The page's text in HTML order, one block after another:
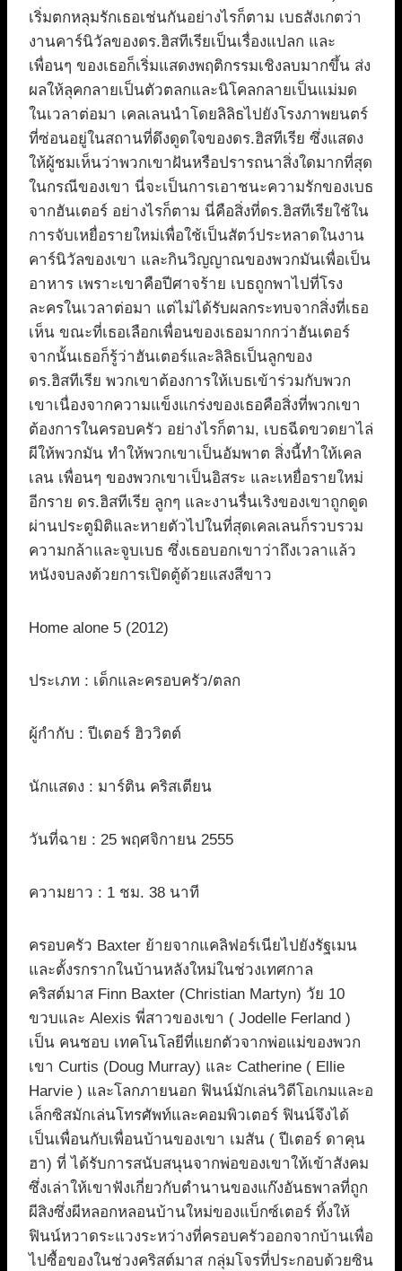
เริ่มตกหลุมรักเธอเช่นกันอย่างไรก็ตาม เบธสังเกตว่า
งานคาร์นิวัลของดร.ฮิสทีเรียเป็นเรื่องแปลก และ
เพื่อนๆ ของเธอก็เริ่มแสดงพฤติกรรมเชิงลบมากขึ้น ส่ง
ผลให้ลุคกลายเป็นตัวตลกและนิโคลกลายเป็นแม่มด
ในเวลาต่อมา เคลเลนนำโดยลิลิธไปยังโรงภาพยนตร์
ที่ซ่อนอยู่ในสถานที่ดึงดูดใจของดร.ฮิสทีเรีย ซึ่งแสดง
ให้ผู้ชมเห็นว่าพวกเขาฝันหรือปรารถนาสิ่งใดมากที่สุด
ในกรณีของเขา นี่จะเป็นการเอาชนะความรักของเบธ
จากฮันเตอร์ อย่างไรก็ตาม นี่คือสิ่งที่ดร.ฮิสทีเรียใช้ใน
การจับเหยื่อรายใหม่เพื่อใช้เป็นสัตว์ประหลาดในงาน
คาร์นิวัลของเขา และกินวิญญาณของพวกมันเพื่อเป็น
อาหาร เพราะเขาคือปีศาจร้าย เบธถูกพาไปที่โรง
ละครในเวลาต่อมา แต่ไม่ได้รับผลกระทบจากสิ่งที่เธอ
เห็น ขณะที่เธอเลือกเพื่อนของเธอมากกว่าฮันเตอร์
จากนั้นเธอก็รู้ว่าฮันเตอร์และลิลิธเป็นลูกของ
ดร.ฮิสทีเรีย พวกเขาต้องการให้เบธเข้าร่วมกับพวก
เขาเนื่องจากความแข็งแกร่งของเธอคือสิ่งที่พวกเขา
ต้องการในครอบครัว อย่างไรก็ตาม, เบธฉีดขวดยาไล่
ผีให้พวกมัน ทำให้พวกเขาเป็นอัมพาต สิ่งนี้ทำให้เคล
เลน เพื่อนๆ ของพวกเขาเป็นอิสระ และเหยื่อรายใหม่
อีกราย ดร.ฮิสทีเรีย ลูกๆ และงานรื่นเริงของเขาถูกดูด
ผ่านประตูมิติและหายตัวไปในที่สุดเคลเลนก็รวบรวม
ความกล้าและจูบเบธ ซึ่งเธอบอกเขาว่าถึงเวลาแล้ว
หนังจบลงด้วยการเปิดตู้ด้วยแสงสีขาว
Home alone 5 (2012)
ประเภท : เด็กและครอบครัว/ตลก
ผู้กำกับ : ปีเตอร์ ฮิววิตต์
นักแสดง : มาร์ติน คริสเตียน
วันที่ฉาย : 25 พฤศจิกายน 2555
ความยาว : 1 ชม. 38 นาที
ครอบครัว Baxter ย้ายจากแคลิฟอร์เนียไปยังรัฐเมน
และตั้งรกรากในบ้านหลังใหม่ในช่วงเทศกาล
คริสต์มาส Finn Baxter (Christian Martyn) วัย 10
ขวบและ Alexis พี่สาวของเขา ( Jodelle Ferland )
เป็น คนชอบ เทคโนโลยีที่แยกตัวจากพ่อแม่ของพวก
เขา Curtis (Doug Murray) และ Catherine ( Ellie
Harvie ) และโลกภายนอก ฟินน์มักเล่นวิดีโอเกมและอ
เล็กซิสมักเล่นโทรศัพท์และคอมพิวเตอร์ ฟินน์จึงได้
เป็นเพื่อนกับเพื่อนบ้านของเขา เมสัน ( ปีเตอร์ ดาคุน
ฮา) ที่ ได้รับการสนับสนุนจากพ่อของเขาให้เข้าสังคม
ซึ่งเล่าให้เขาฟังเกี่ยวกับตำนานของแก๊งอันธพาลที่ถูก
ผีสิงซึ่งผีหลอกหลอนบ้านใหม่ของแบ็กซ์เตอร์ ทิ้งให้
ฟินน์หวาดระแวงระหว่างที่ครอบครัวออกจากบ้านเพื่อ
ไปซื้อของในช่วงคริสต์มาส กลุ่มโจรที่ประกอบด้วยซิน